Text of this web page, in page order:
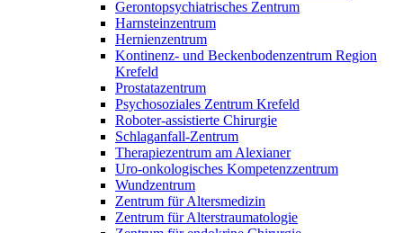
Gerontopsychiatrisches Zentrum
Harnsteinzentrum
Hernienzentrum
Kontinenz- und Beckenbodenzentrum Region
Krefeld
Prostatazentrum
Psychosoziales Zentrum Krefeld
Roboter-assistierte Chirurgie
Schlaganfall-Zentrum
Therapiezentrum am Alexianer
Uro-onkologisches Kompetenzzentrum
Wundzentrum
Zentrum für Altersmedizin
Zentrum für Alterstraumatologie